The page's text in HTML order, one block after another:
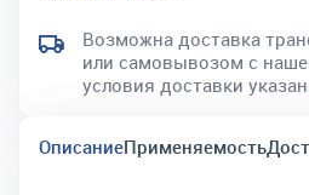
Возможна доставка
или самовывозом с
условия доставки
ОписаниеПрименяемость